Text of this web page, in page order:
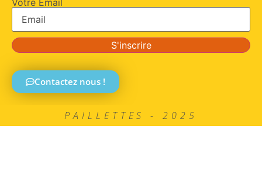
S'inscrire
Contactez nous !
PAILLETTES - 2025